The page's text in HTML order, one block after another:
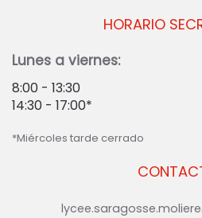
HORARIO
Lunes a viernes:
8:00 - 13:30
14:30 - 17:00*
*Miércoles tarde cerrado